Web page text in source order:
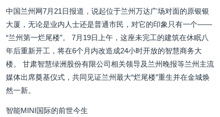
中国兰州网7月21日报道，说起位于兰州万达广场对面的原银银
大厦，无论是业内人士还是普通市民，对它的印象只有一个——
“兰州第一烂尾楼”。 7月19日上午，这座未完工的建筑在休眠八
年后重新开工，将在6个月内改造成24小时开放的智慧商务大
楼。 甘肃智慧绿洲股份有限公司相关领导及兰州晚报等兰州主流
媒体出席奠基仪式，共同见证兰州最大“烂尾楼”重生并在金城焕
然一新。
智能MINI国际的前世今生